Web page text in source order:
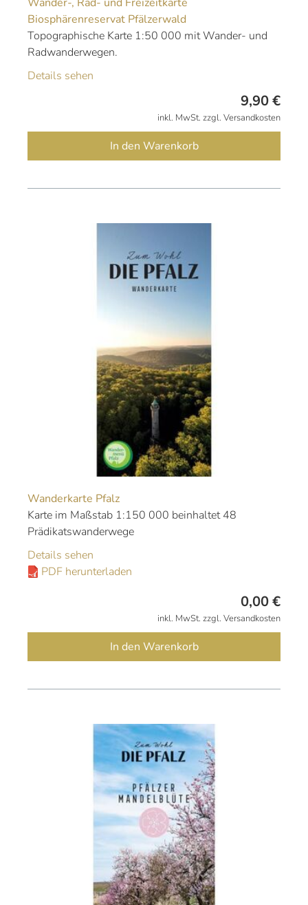
Biosphärenreservat Pfälzerwald
Topographische Karte 1:50 000 mit Wander- und
Radwanderwegen.
Details sehen
9,90€
inkl. MwSt. zzgl. Versandkosten
In den Warenkorb
Wanderkarte Pfalz
Karte im Maßstab 1:150 000 beinhaltet 48
Prädikatswanderwege
Details sehen
PDF herunterladen
0,00€
inkl. MwSt. zzgl. Versandkosten
In den Warenkorb